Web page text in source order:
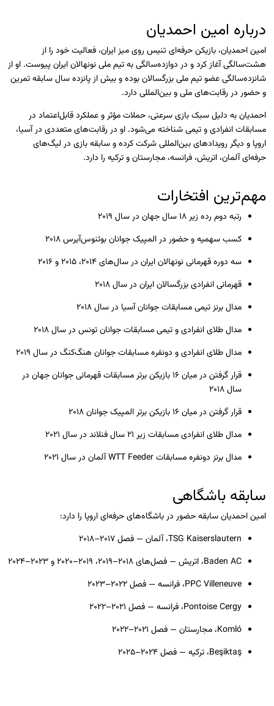
درباره امین احمدیان
امین احمدیان، بازیکن حرفه‌ای تنیس روی میز ایران، فعالیت خود را از
هشت‌سالگی آغاز کرد و در دوازده‌سالگی به تیم ملی نونهالان ایران پیوست. او از
شانزده‌سالگی عضو تیم ملی بزرگسالان بوده و بیش از پانزده سال سابقه تمرین
و حضور در رقابت‌های ملی و بین‌المللی دارد.
احمدیان به دلیل سبک بازی سرعتی، حملات مؤثر و عملکرد قابل‌اعتماد در
مسابقات انفرادی و تیمی شناخته می‌شود. او در رقابت‌های متعددی در آسیا،
اروپا و دیگر رویدادهای بین‌المللی شرکت کرده و سابقه بازی در لیگ‌های
حرفه‌ای آلمان، اتریش، فرانسه، مجارستان و ترکیه را دارد.
مهم‌ترین افتخارات
رتبه دوم رده زیر ۱۸ سال جهان در سال ۲۰۱۹
کسب سهمیه و حضور در المپیک جوانان بوئنوس‌آیرس ۲۰۱۸
سه دوره قهرمانی نونهالان ایران در سال‌های ۲۰۱۴، ۲۰۱۵ و ۲۰۱۶
قهرمانی انفرادی بزرگسالان ایران در سال ۲۰۱۸
مدال برنز تیمی مسابقات جوانان آسیا در سال ۲۰۱۸
مدال طلای انفرادی و تیمی مسابقات جوانان تونس در سال ۲۰۱۸
مدال طلای انفرادی و دونفره مسابقات جوانان هنگ‌کنگ در سال ۲۰۱۹
قرار گرفتن در میان ۱۶ بازیکن برتر مسابقات قهرمانی جوانان جهان در
سال ۲۰۱۸
قرار گرفتن در میان ۱۶ بازیکن برتر المپیک جوانان ۲۰۱۸
مدال طلای انفرادی مسابقات زیر ۲۱ سال فنلاند در سال ۲۰۲۱
مدال برنز دونفره مسابقات WTT Feeder آلمان در سال ۲۰۲۱
سابقه باشگاهی
امین احمدیان سابقه حضور در باشگاه‌های حرفه‌ای اروپا را دارد:
TSG Kaiserslautern، آلمان
— فصل ۲۰۱۷–۲۰۱۸
Baden AC، اتریش
— فصل‌های ۲۰۱۸–۲۰۱۹، ۲۰۱۹–۲۰۲۰ و ۲۰۲۳–۲۰۲۴
PPC Villeneuve، فرانسه
— فصل ۲۰۲۲–۲۰۲۳
Pontoise Cergy، فرانسه
— فصل ۲۰۲۱–۲۰۲۲
Komló، مجارستان
— فصل ۲۰۲۱–۲۰۲۲
Beşiktaş، ترکیه
— فصل ۲۰۲۴–۲۰۲۵